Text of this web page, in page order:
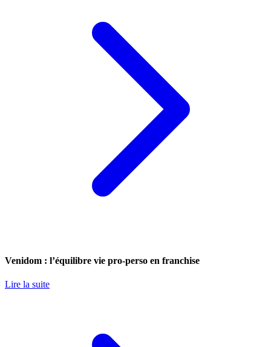
Venidom : l’équilibre vie pro-perso en franchise
Lire la suite